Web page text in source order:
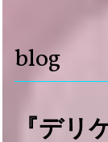
blog
『デリ